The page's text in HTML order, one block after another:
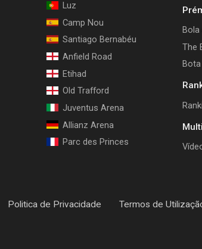
Luz
Camp Nou
Santiago Bernabéu
Anfield Road
Etihad
Old Trafford
Juventus Arena
Allianz Arena
Parc des Princes
Bola
The
Politica de Privacidade Termos de